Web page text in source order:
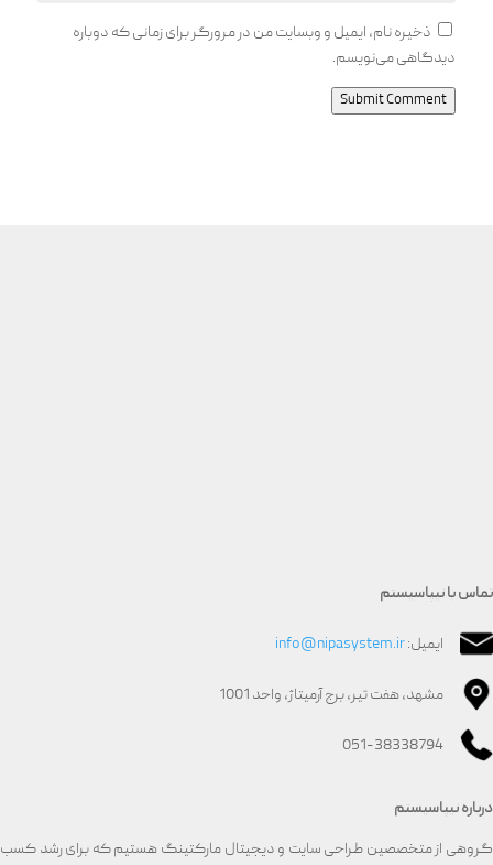
ذخیره نام، ایمیل و وبسایت من در مرورگر برای زمانی که دوباره
دیدگاهی می‌نویسم.
Submit Comment
تماس با نیپاسیستم
ایمیل:info@nipasystem.ir
مشهد، هفت تیر، برج آرمیتاژ، واحد 1001
051-38338794
درباره نیپاسیستم
گروهی از متخصصین طراحی سایت و دیجیتال مارکتینگ هستیم که برای رشد کسب